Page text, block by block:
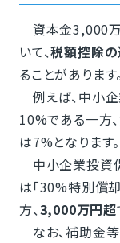
資本金3,000
いて、税額控除
ることがあります。
例えば、中小
10%である一方
は7%となります。
中小企業投資
は「30%特別償
方、3,000万円超
なお、補助金